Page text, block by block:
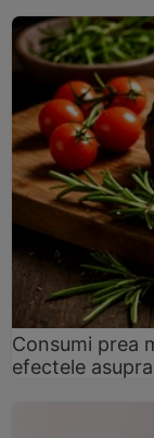
Consumi prea
efectele